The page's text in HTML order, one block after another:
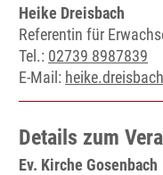
Heike Dreisbach
Referentin für
Tel.: 02739 8987839
E-Mail:
Details zum
Ev. Kirche Gosenbach